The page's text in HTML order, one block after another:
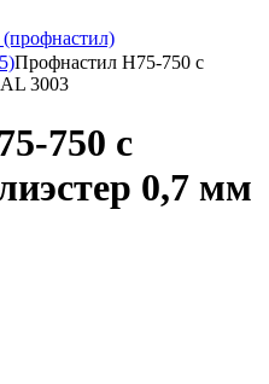
Профнастил Н75-750 с
3003
750 с
0,7 мм